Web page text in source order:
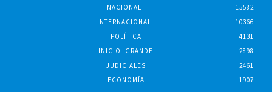
NACIONAL
15582
INTERNACIONAL
10366
POLÍTICA
4131
INICIO_GRANDE
2898
JUDICIALES
2461
ECONOMÍA
1907